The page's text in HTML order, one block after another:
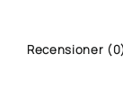
Recensioner